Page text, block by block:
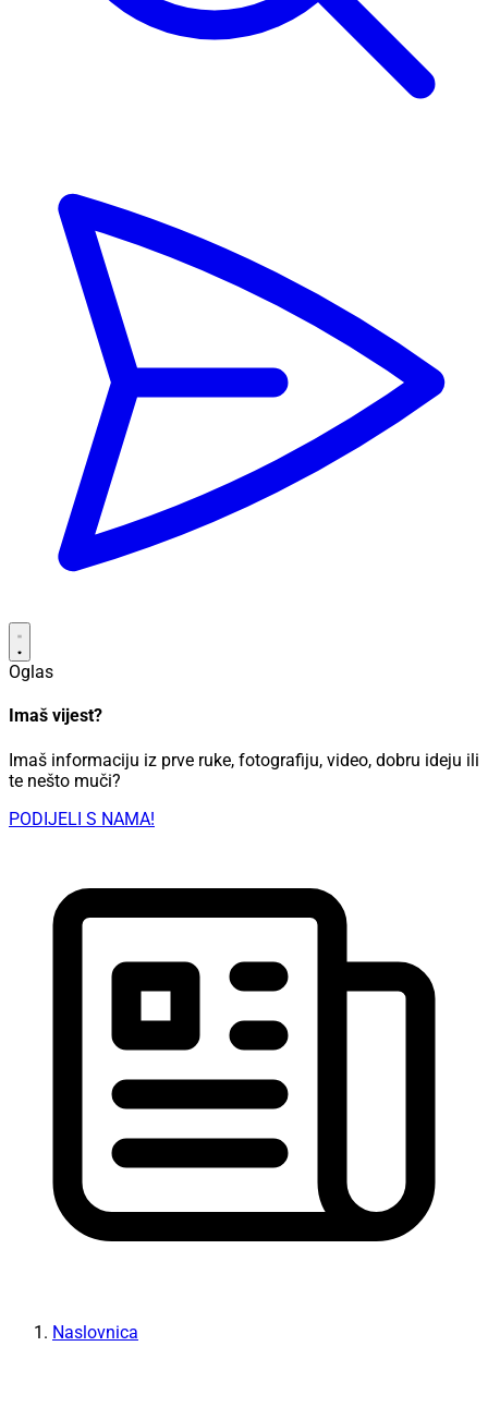
Oglas
Imaš vijest?
Imaš informaciju iz prve ruke, fotografiju, video, dobru ideju ili
te nešto muči?
PODIJELI S NAMA!
Naslovnica